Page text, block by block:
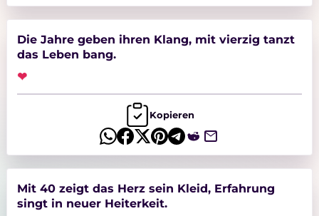
Natürlich dürfen zu diesem besonderen
Anlass auch passende Glückwünsche und
lustige Sprüche nicht fehlen. Auf
sprueche.de findet Ihr viele coole,
humorvolle und herzliche Sprüche zum 40.
Geburtstag für Karten, Nachrichten und
Die Jahre geben ihren Klang, mit vierzig tanzt
das Leben bang.
❤
Kopieren
Mit 40 zeigt das Herz sein Kleid, Erfahrung
singt in neuer Heiterkeit.